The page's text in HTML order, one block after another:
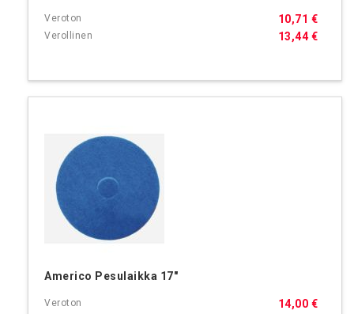
13,44 €
10,71 €
Americo Pesulaikka 17"
14,00 €